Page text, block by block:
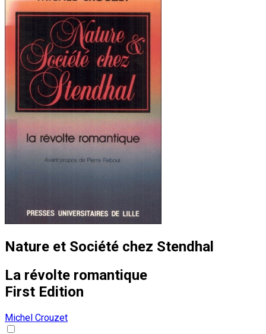
Nature et Société chez Stendhal
La révolte romantique
First Edition
Michel Crouzet